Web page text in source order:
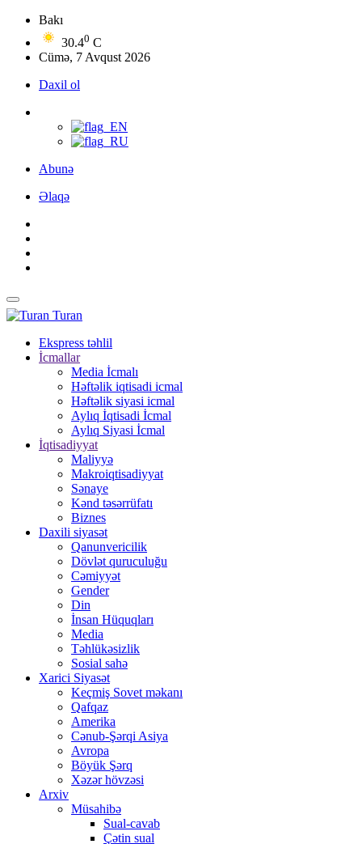
Bakı
30.40 C
Cümə, 7 Avqust 2026
Daxil ol
Abunə
Əlaqə
Turan
Ekspress təhlil
İcmallar
Media İcmalı
Həftəlik iqtisadi icmal
Həftəlik siyasi icmal
Aylıq İqtisadi İcmal
Aylıq Siyasi İcmal
İqtisadiyyat
Maliyyə
Makroiqtisadiyyat
Sənaye
Kənd təsərrüfatı
Biznes
Daxili siyasət
Qanunvericilik
Dövlət quruculuğu
Cəmiyyət
Gender
Din
İnsan Hüquqları
Media
Təhlükəsizlik
Sosial sahə
Xarici Siyasət
Keçmiş Sovet məkanı
Qafqaz
Amerika
Cənub-Şərqi Asiya
Avropa
Böyük Şərq
Xəzər hövzəsi
Arxiv
Müsahibə
Sual-cavab
Çətin sual